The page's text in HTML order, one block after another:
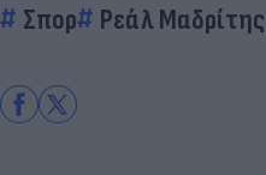
Σπορ Ρεάλ Μαδρίτης